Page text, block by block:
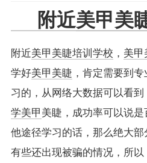
附近美甲美
附近美甲美睫培训学校 ， 美甲
学好美甲美睫 ，肯定需要到
习的，从网络大数据可以看到
学美甲 美睫，成功率可以说
他途径学习的话，那么绝大
有些还出现被骗的情况，所以